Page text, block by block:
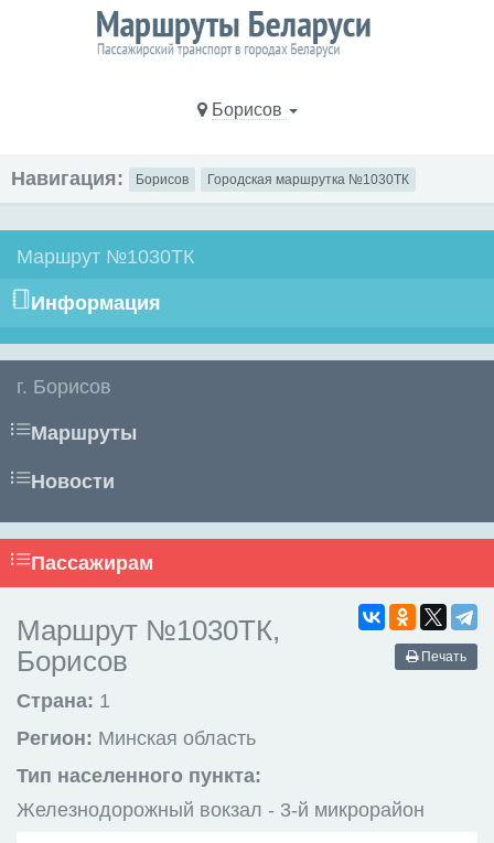
Борисов
Навигация: Борисов Городская маршрутка №1030ТК
Маршрут №1030ТК
Информация
г. Борисов
Маршруты
Новости
Пассажирам
Печать
Маршрут №1030ТК,
Борисов
Страна: 1
Регион: Минская область
Тип населенного пункта:
Железнодорожный вокзал - 3-й микрорайон